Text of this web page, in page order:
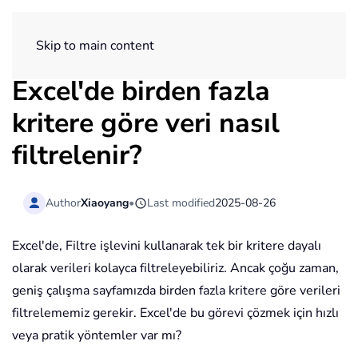
Skip to main content
Excel'de birden fazla
kritere göre veri nasıl
filtrelenir?
AuthorXiaoyang• Last modified2025-08-26
Excel'de, Filtre işlevini kullanarak tek bir kritere dayalı
olarak verileri kolayca filtreleyebiliriz. Ancak çoğu zaman,
geniş çalışma sayfamızda birden fazla kritere göre verileri
filtrelememiz gerekir. Excel'de bu görevi çözmek için hızlı
veya pratik yöntemler var mı?